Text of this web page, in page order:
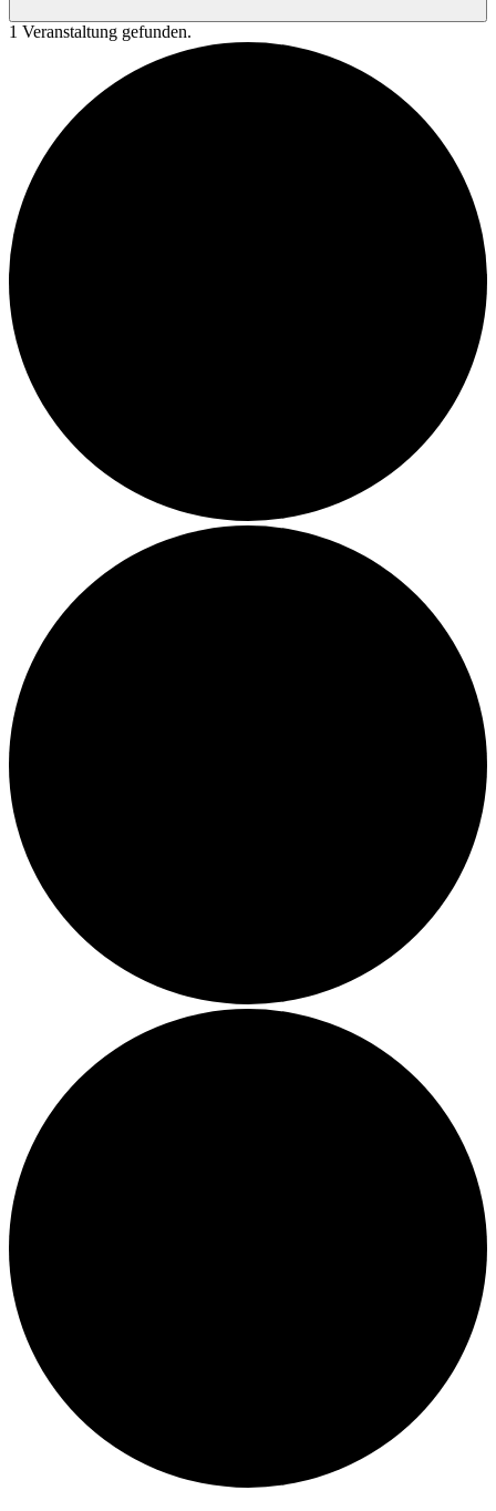
1 Veranstaltung gefunden.